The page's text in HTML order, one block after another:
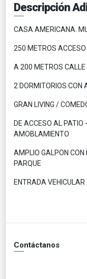
Descripción
CASA AMERICANA.
250 METROS
A 200 METROS CALLE
2 DORMITORIOS CON
GRAN LIVING /
DE ACCESO AL PATIO
AMOBLAMIENTO
AMPLIO GALPON CON
PARQUE
ENTRADA VEHICULAR
Contáctanos